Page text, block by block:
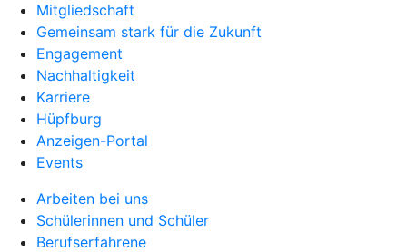
Mitgliedschaft
Gemeinsam stark für die Zukunft
Engagement
Nachhaltigkeit
Karriere
Hüpfburg
Anzeigen-Portal
Events
Arbeiten bei uns
Schülerinnen und Schüler
Berufserfahrene